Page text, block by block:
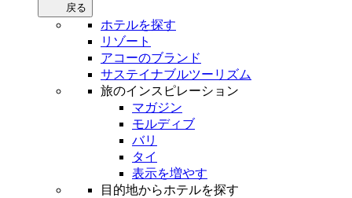
戻る
ホテルを探す
リゾート
アコーのブランド
サステイナブルツーリズム
旅のインスピレーション
マガジン
モルディブ
バリ
タイ
表示を増やす
目的地からホテルを探す